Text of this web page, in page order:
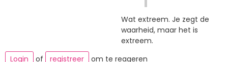
Wat extreem. Je zegt de
waarheid, maar het is
extreem.
Login
of registreer om te reageren